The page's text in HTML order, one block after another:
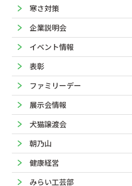
寒さ対策
企業説明会
イベント情報
表彰
ファミリーデー
展示会情報
犬猫譲渡会
朝乃山
健康経営
みらい工芸部